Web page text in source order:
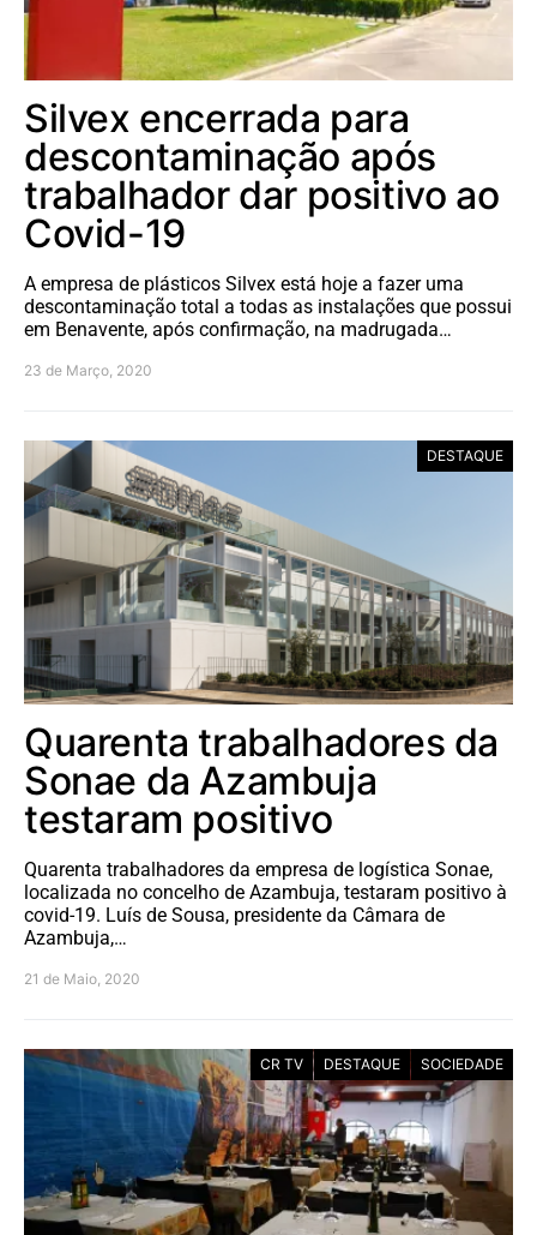
Silvex encerrada para
descontaminação após
trabalhador dar positivo ao
Covid-19
A empresa de plásticos Silvex está hoje a fazer uma
descontaminação total a todas as instalações que possui
em Benavente, após confirmação, na madrugada…
23 de Março, 2020
DESTAQUE
Quarenta trabalhadores da
Sonae da Azambuja
testaram positivo
Quarenta trabalhadores da empresa de logística Sonae,
localizada no concelho de Azambuja, testaram positivo à
covid-19. Luís de Sousa, presidente da Câmara de
Azambuja,…
21 de Maio, 2020
CR TV DESTAQUE SOCIEDADE